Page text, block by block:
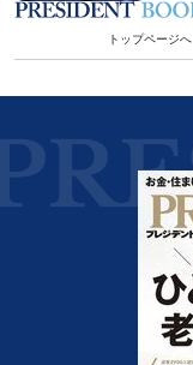
トップページへ